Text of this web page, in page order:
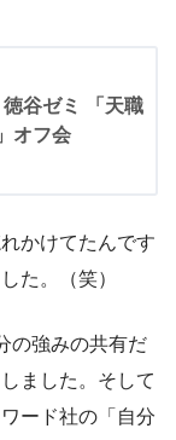
谷ゼミ 「天職
オフ会
かけてたんです
た。（笑）
の強みの共有だ
ました。そして
ード社の「自分